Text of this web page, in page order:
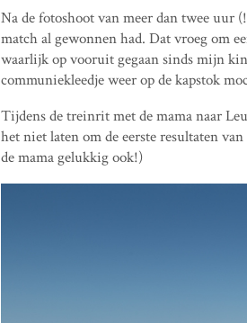
Na de fotoshoot van meer dan twee uur
match al gewonnen had. Dat vroeg om
waarlijk op vooruit gegaan sinds mijn
communiekleedje weer op de kapstok
Tijdens de treinrit met de mama naar
het niet laten om de eerste resultaten
de mama gelukkig ook!)